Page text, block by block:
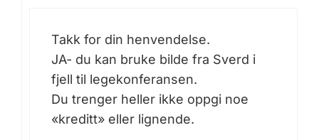
Takk for din henvendelse.
JA- du kan bruke bilde fra Sverd i
fjell til legekonferansen.
Du trenger heller ikke oppgi noe
«kreditt» eller lignende.